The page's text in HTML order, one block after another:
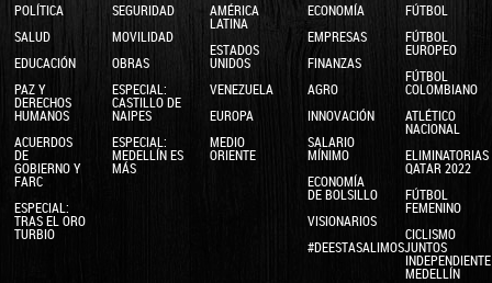
POLÍTICA
SALUD
EDUCACIÓN
PAZ Y
DERECHOS
HUMANOS
ACUERDOS
DE
GOBIERNO Y
FARC
ESPECIAL:
TRAS EL ORO
TURBIO
SEGURIDAD
MOVILIDAD
OBRAS
ESPECIAL:
CASTILLO DE
NAIPES
ESPECIAL:
MEDELLÍN ES
MÁS
AMÉRICA
LATINA
ESTADOS
UNIDOS
VENEZUELA
EUROPA
MEDIO
ORIENTE
ECONOMÍA
EMPRESAS
FINANZAS
AGRO
INNOVACIÓN
SALARIO
MÍNIMO
ECONOMÍA
DE BOLSILLO
VISIONARIOS
#DEESTASALIMOSJUNTOS
FÚTBOL
FÚTBOL
EUROPEO
FÚTBOL
COLOMBIANO
ATLÉTICO
NACIONAL
ELIMINATORIAS
QATAR 2022
FÚTBOL
FEMENINO
CICLISMO
INDEPENDIENTE
MEDELLÍN